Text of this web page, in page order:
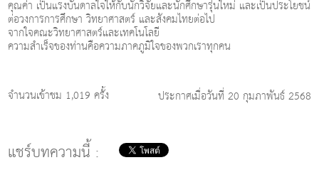
คุณค่า เป็นแรงบันดาลใจให้กับนักวิจัยและนักศึกษารุ่นใหม่ และเป็นประโยชน์
ต่อวงการการศึกษา วิทยาศาสตร์ และสังคมไทยต่อไป
จากใจคณะวิทยาศาสตร์และเทคโนโลยี
ความสำเร็จของท่านคือความภาคภูมิใจของพวกเราทุกคน
จำนวนเข้าชม 1,019 ครั้ง ประกาศเมื่อวันที่ 20 กุมภาพันธ์ 2568
แชร์บทความนี้ :